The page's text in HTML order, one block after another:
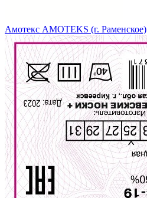
Амотекс AMOTEKS (г. Раменское)